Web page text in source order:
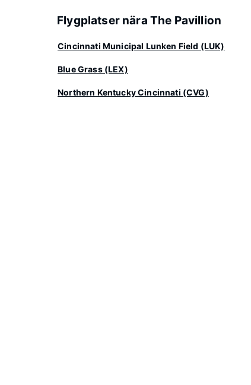
Flygplatser nära The Pavillion
Cincinnati Municipal Lunken Field (LUK)
Blue Grass (LEX)
Northern Kentucky Cincinnati (CVG)